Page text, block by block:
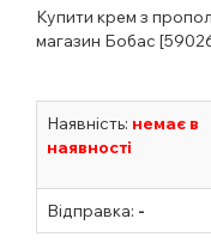
Купити крем з
магазин Бобас
Наявність: немає в
наявності
Відправка: -